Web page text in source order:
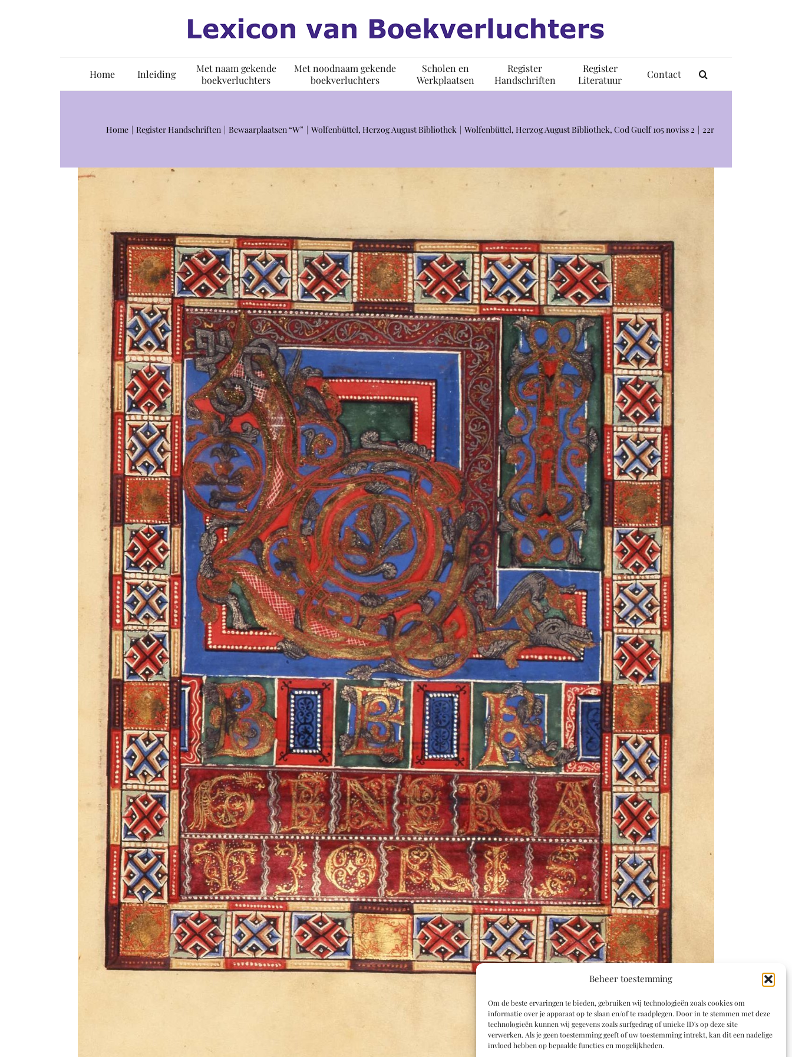
Beheer toestemming
Om de beste ervaringen te bieden, gebruiken wij technologieën zoals cookies om
informatie over je apparaat op te slaan en/of te raadplegen. Door in te stemmen met deze
technologieën kunnen wij gegevens zoals surfgedrag of unieke ID's op deze site
verwerken. Als je geen toestemming geeft of uw toestemming intrekt, kan dit een nadelige
invloed hebben op bepaalde functies en mogelijkheden.
Home Inleiding
Met naam gekende
boekverluchters
Met noodnaam gekende
boekverluchters
Scholen en
Werkplaatsen
Register
Handschriften
Register
Literatuur
Contact
Home Register Handschriften Bewaarplaatsen “W” Wolfenbüttel, Herzog August Bibliothek Wolfenbüttel, Herzog August Bibliothek, Cod Guelf 105 noviss 2 22r